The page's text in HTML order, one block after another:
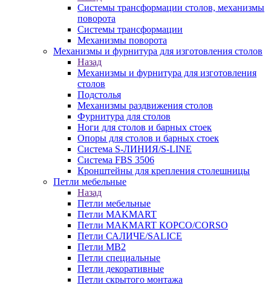
Системы трансформации столов, механизмы
поворота
Системы трансформации
Механизмы поворота
Механизмы и фурнитура для изготовления столов
Назад
Механизмы и фурнитура для изготовления
столов
Подстолья
Механизмы раздвижения столов
Фурнитура для столов
Ноги для столов и барных стоек
Опоры для столов и барных стоек
Система S-ЛИНИЯ/S-LINE
Система FBS 3506
Кронштейны для крепления столешницы
Петли мебельные
Назад
Петли мебельные
Петли MAKMART
Петли MAKMART КОРСО/CORSO
Петли САЛИЧЕ/SALICE
Петли MB2
Петли специальные
Петли декоративные
Петли скрытого монтажа